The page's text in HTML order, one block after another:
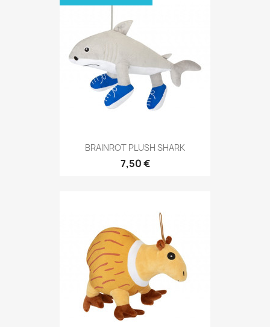
BRAINROT PLUSH SHARK
7,50 €